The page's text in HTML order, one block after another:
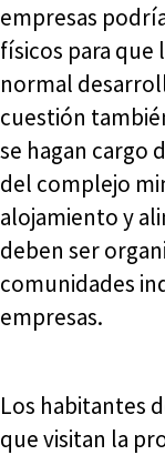
empresas
físicos para
normal
cuestión
se hagan cargo
del complejo
alojamiento y
deben ser
comunidades
empresas.
Los habitantes
que visitan la